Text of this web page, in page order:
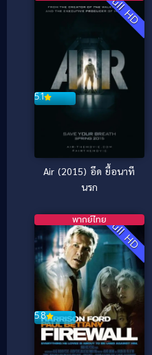
Full HD
5.1
Air (2015) อึด ยื้อนาที
นรก
Full HD
5.8
พากย์ไทย